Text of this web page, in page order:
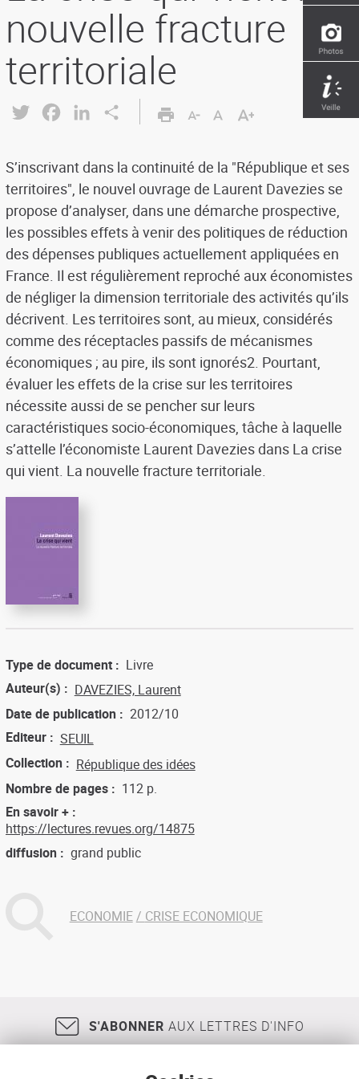
nouvelle fracture
territoriale
Twitter FacebookLinkedIn
S’inscrivant dans la continuité de la "République et ses
territoires", le nouvel ouvrage de Laurent Davezies se
propose d’analyser, dans une démarche prospective,
les possibles effets à venir des politiques de réduction
des dépenses publiques actuellement appliquées en
France. Il est régulièrement reproché aux économistes
de négliger la dimension territoriale des activités qu’ils
décrivent. Les territoires sont, au mieux, considérés
comme des réceptacles passifs de mécanismes
économiques ; au pire, ils sont ignorés2. Pourtant,
évaluer les effets de la crise sur les territoires
nécessite aussi de se pencher sur leurs
caractéristiques socio-économiques, tâche à laquelle
s’attelle l’économiste Laurent Davezies dans La crise
qui vient. La nouvelle fracture territoriale.
Type de document
Livre
Auteur(s)
DAVEZIES, Laurent
Date de publication
2012/10
Editeur
SEUIL
Collection
République des idées
Nombre de pages
112 p.
En savoir +
https://lectures.revues.org/14875
diffusion
grand public
ECONOMIE CRISE ECONOMIQUE
S'ABONNER AUX LETTRES D'INFO